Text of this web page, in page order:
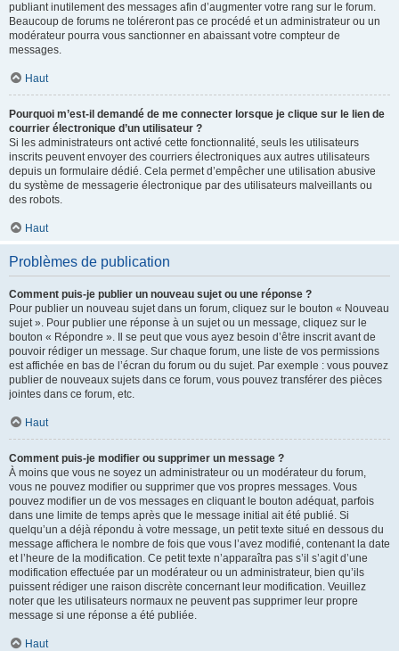
publiant inutilement des messages afin d’augmenter votre rang sur le forum.
Beaucoup de forums ne toléreront pas ce procédé et un administrateur ou un
modérateur pourra vous sanctionner en abaissant votre compteur de
messages.
Haut
Pourquoi m’est-il demandé de me connecter lorsque je clique sur le lien de
courrier électronique d’un utilisateur ?
Si les administrateurs ont activé cette fonctionnalité, seuls les utilisateurs
inscrits peuvent envoyer des courriers électroniques aux autres utilisateurs
depuis un formulaire dédié. Cela permet d’empêcher une utilisation abusive
du système de messagerie électronique par des utilisateurs malveillants ou
des robots.
Haut
Problèmes de publication
Comment puis-je publier un nouveau sujet ou une réponse ?
Pour publier un nouveau sujet dans un forum, cliquez sur le bouton « Nouveau
sujet ». Pour publier une réponse à un sujet ou un message, cliquez sur le
bouton « Répondre ». Il se peut que vous ayez besoin d’être inscrit avant de
pouvoir rédiger un message. Sur chaque forum, une liste de vos permissions
est affichée en bas de l’écran du forum ou du sujet. Par exemple : vous pouvez
publier de nouveaux sujets dans ce forum, vous pouvez transférer des pièces
jointes dans ce forum, etc.
Haut
Comment puis-je modifier ou supprimer un message ?
À moins que vous ne soyez un administrateur ou un modérateur du forum,
vous ne pouvez modifier ou supprimer que vos propres messages. Vous
pouvez modifier un de vos messages en cliquant le bouton adéquat, parfois
dans une limite de temps après que le message initial ait été publié. Si
quelqu’un a déjà répondu à votre message, un petit texte situé en dessous du
message affichera le nombre de fois que vous l’avez modifié, contenant la date
et l’heure de la modification. Ce petit texte n’apparaîtra pas s’il s’agit d’une
modification effectuée par un modérateur ou un administrateur, bien qu’ils
puissent rédiger une raison discrète concernant leur modification. Veuillez
noter que les utilisateurs normaux ne peuvent pas supprimer leur propre
message si une réponse a été publiée.
Haut